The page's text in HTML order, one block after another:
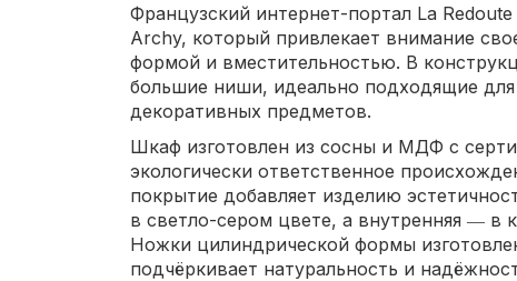
Французский интернет-портал La
Archy, который привлекает внимание
формой и вместительностью. В
большие ниши, идеально подходящие
декоративных предметов.
Шкаф изготовлен из сосны и МДФ с
экологически ответственное
покрытие добавляет изделию
в светло-сером цвете, а внутренняя ― в
Ножки цилиндрической формы
подчёркивает натуральность и